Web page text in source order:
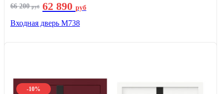
66 200руб 62 890 руб
Входная дверь М738
-10%